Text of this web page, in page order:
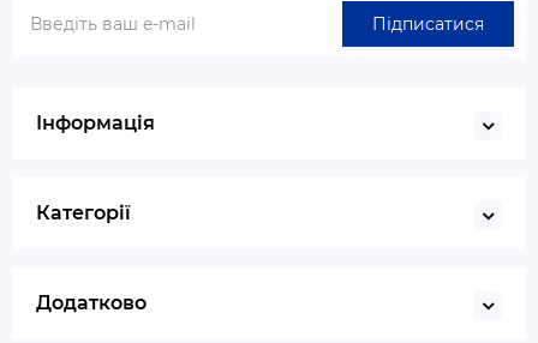
Підписатися
Інформація
Категорії
Додатково